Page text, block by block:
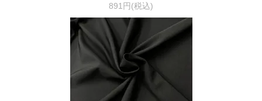
891円(税込)